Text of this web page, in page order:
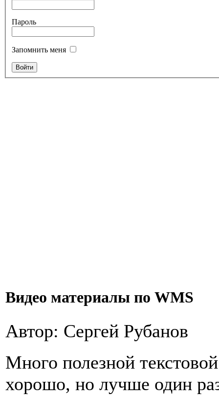
Пароль
Запомнить меня
Видео материалы по WMS
Автор: Сергей Рубанов
Много полезной
хорошо, но лучше один